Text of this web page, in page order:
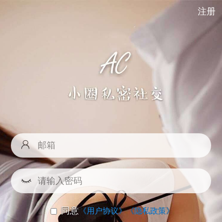
注册
同意《用户协议》《隐私政策》